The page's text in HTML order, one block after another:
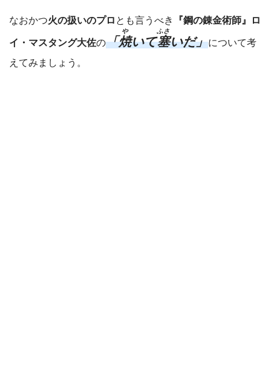
なおかつ火の扱いのプロ とも言うべき 『鋼の錬金術師』ロ
イ・マスタング大佐の「焼
や
いて塞
ふさ
いだ」について考
えてみましょう。